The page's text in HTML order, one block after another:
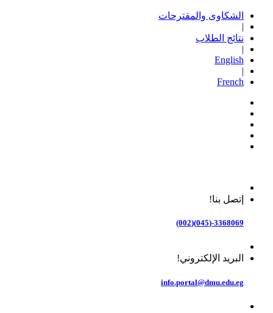
الشكاوى والمقترحات
|
نتائج الطلاب
|
English
|
French
إتصل بنا!
3368069-(045)(002)
البريد الإلكتروني!
info.portal@dmu.edu.eg